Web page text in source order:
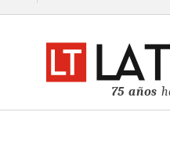
75 años